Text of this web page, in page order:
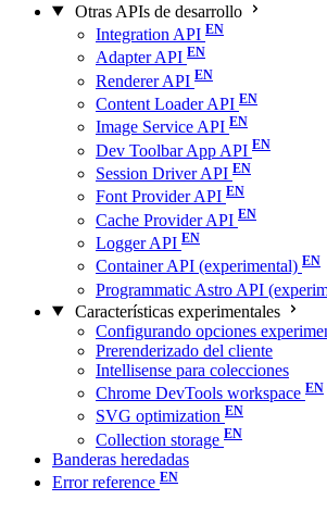
Otras APIs de desarrollo
Integration API
Adapter API
Renderer API
Content Loader API
Image Service API
Dev Toolbar App API
Session Driver API
Font Provider API
Cache Provider API
Logger API
Container API (experimental)
Programmatic Astro API
Características experimentales
Configurando opciones
Prerenderizado del cliente
Intellisense para colecciones
Chrome DevTools workspace
SVG optimization
Collection storage
Banderas heredadas
Error reference